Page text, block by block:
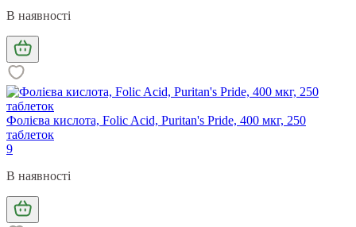
В наявності
Фолієва кислота, Folic Acid, Puritan's Pride, 400 мкг, 250
таблеток
9
В наявності